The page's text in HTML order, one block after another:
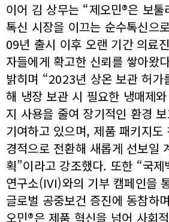
이어 김 상무는 “제오민®은 보툴
톡신 시장을 이끄는 순수톡신으
09년 출시 이후 오랜 기간 의료
자들에게 확고한 신뢰를 쌓아왔
밝히며 “2023년 상온 보관 허가
해 냉장 보관 시 필요한 냉매제
지 사용을 줄여 장기적인 환경 보
기여하고 있으며, 제품 패키지도
경적으로 전환해 새롭게 선보일
획”이라고 강조했다. 또한 “국제
연구소(IVI)와의 기부 캠페인을
글로벌 공중보건 증진에 동참하
오민®은 제품 혁신을 넘어 사회